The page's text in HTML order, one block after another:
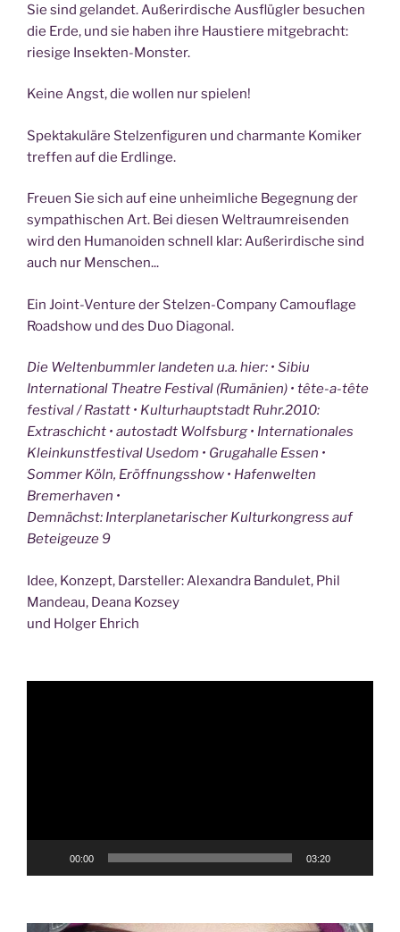
Sie sind gelandet. Außerirdische Ausflügler besuchen
die Erde, und sie haben ihre Haustiere mitgebracht:
riesige Insekten-Monster.
Keine Angst, die wollen nur spielen!
Spektakuläre Stelzenfiguren und charmante Komiker
treffen auf die Erdlinge.
Freuen Sie sich auf eine unheimliche Begegnung der
sympathischen Art. Bei diesen Weltraumreisenden
wird den Humanoiden schnell klar: Außerirdische sind
auch nur Menschen...
Ein Joint-Venture der Stelzen-Company Camouflage
Roadshow und des Duo Diagonal.
Die Weltenbummler landeten u.a. hier: • Sibiu
International Theatre Festival (Rumänien) • tête-a-tête
festival / Rastatt • Kulturhauptstadt Ruhr.2010:
Extraschicht • autostadt Wolfsburg • Internationales
Kleinkunstfestival Usedom • Grugahalle Essen •
Sommer Köln, Eröffnungsshow • Hafenwelten
Bremerhaven •
Demnächst: Interplanetarischer Kulturkongress auf
Beteigeuze 9
Idee, Konzept, Darsteller: Alexandra Bandulet, Phil
Mandeau, Deana Kozsey
und Holger Ehrich
00:00 03:20